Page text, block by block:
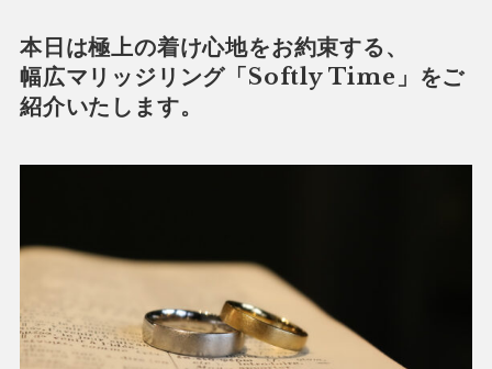
本日は極上の着け心地をお約束する、
幅広マリッジリング「Softly Time」をご
紹介いたします。